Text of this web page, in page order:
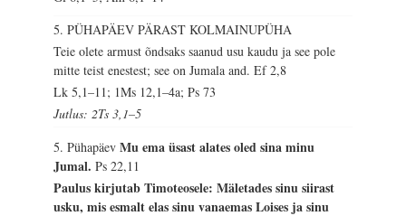
5. PÜHAPÄEV PÄRAST KOLMAINUPÜHA
Teie olete armust õndsaks saanud usu kaudu ja see pole
mitte teist enestest; see on Jumala and.Ef 2,8
Lk 5,1–11; 1Ms 12,1–4a; Ps 73
Jutlus: 2Ts 3,1–5
5. PühapäevMu ema üsast alates oled sina minu
Jumal.Ps 22,11
Paulus kirjutab Timoteosele: Mäletades sinu siirast
usku, mis esmalt elas sinu vanaemas Loises ja sinu